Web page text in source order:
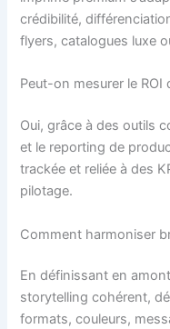
crédibilité,
flyers, catalogues luxe
Peut-on mesurer le ROI
Oui, grâce à des outils
et le reporting de
trackée et reliée à des
pilotage.
Comment harmoniser
En définissant en
storytelling cohérent,
formats, couleurs,